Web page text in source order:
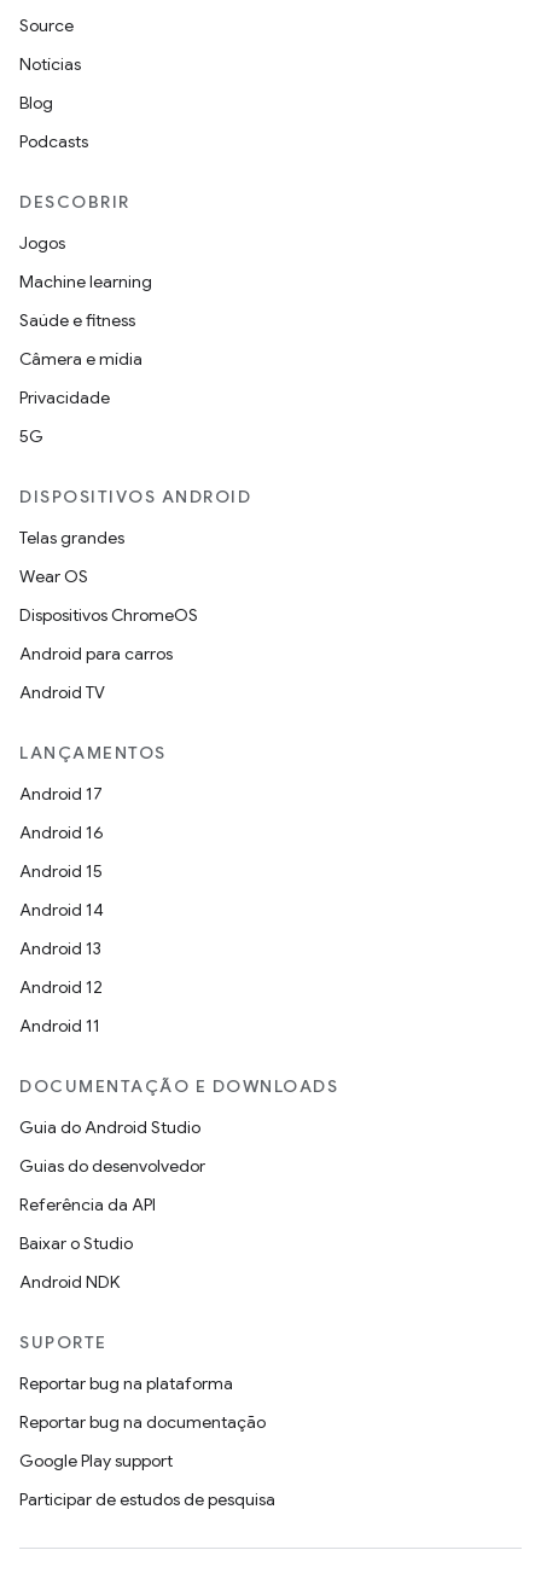
Source
Notícias
Blog
Podcasts
DESCOBRIR
Jogos
Machine learning
Saúde e fitness
Câmera e mídia
Privacidade
5G
DISPOSITIVOS ANDROID
Telas grandes
Wear OS
Dispositivos ChromeOS
Android para carros
Android TV
LANÇAMENTOS
Android 17
Android 16
Android 15
Android 14
Android 13
Android 12
Android 11
DOCUMENTAÇÃO E DOWNLOADS
Guia do Android Studio
Guias do desenvolvedor
Referência da API
Baixar o Studio
Android NDK
SUPORTE
Reportar bug na plataforma
Reportar bug na documentação
Google Play support
Participar de estudos de pesquisa